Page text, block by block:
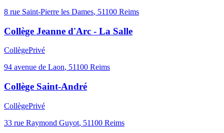
8 rue Saint-Pierre les Dames, 51100 Reims
Collège Jeanne d'Arc - La Salle
CollègePrivé
94 avenue de Laon, 51100 Reims
Collège Saint-André
CollègePrivé
33 rue Raymond Guyot, 51100 Reims